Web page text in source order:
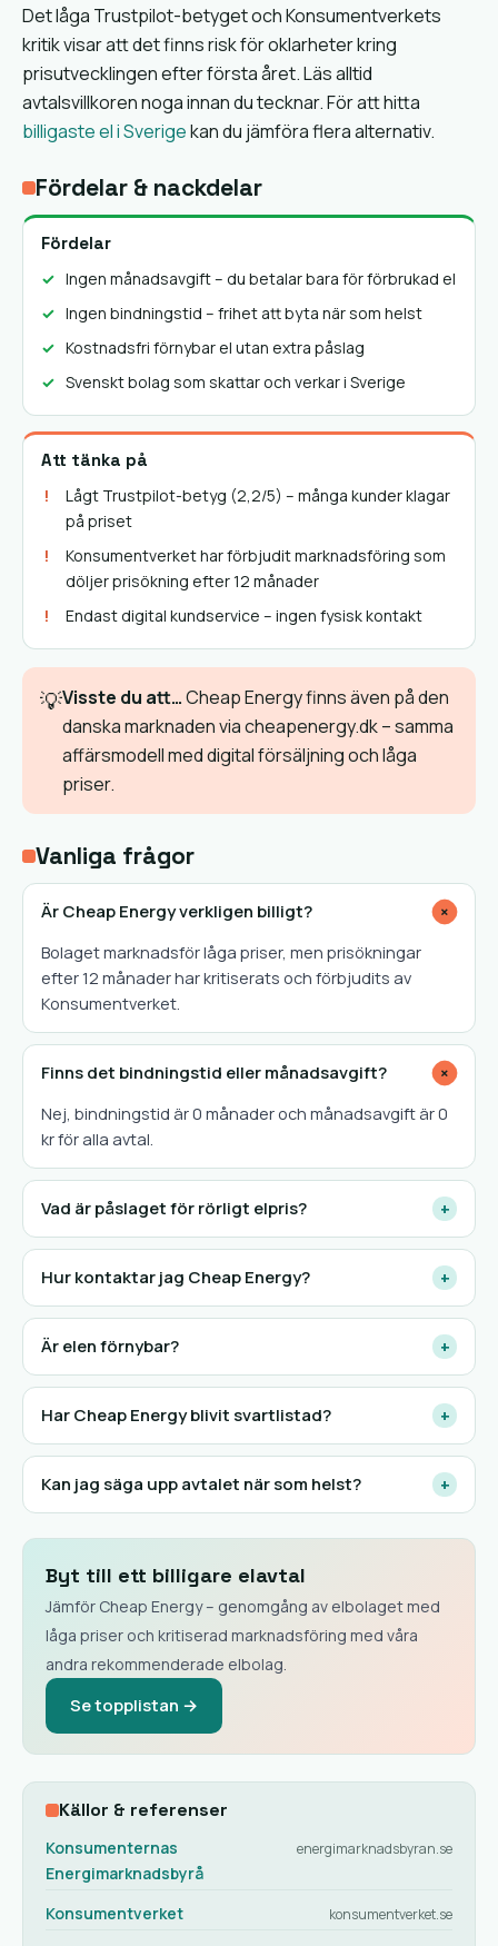
Det låga Trustpilot-betyget och Konsumentverkets
kritik visar att det finns risk för oklarheter kring
prisutvecklingen efter första året. Läs alltid
avtalsvillkoren noga innan du tecknar. För att hitta
billigaste el i Sverigekan du jämföra flera alternativ.
Fördelar & nackdelar
Fördelar
Ingen månadsavgift – du betalar bara för förbrukad el
Ingen bindningstid – frihet att byta när som helst
Kostnadsfri förnybar el utan extra påslag
Svenskt bolag som skattar och verkar i Sverige
Att tänka på
Lågt Trustpilot-betyg (2,2/5) – många kunder klagar
på priset
Konsumentverket har förbjudit marknadsföring som
döljer prisökning efter 12 månader
Endast digital kundservice – ingen fysisk kontakt
💡Visste du att…Cheap Energy finns även på den
danska marknaden via cheapenergy.dk – samma
affärsmodell med digital försäljning och låga
priser.
Vanliga frågor
Är Cheap Energy verkligen billigt? +
Bolaget marknadsför låga priser, men prisökningar
efter 12 månader har kritiserats och förbjudits av
Konsumentverket.
Finns det bindningstid eller månadsavgift? +
Nej, bindningstid är 0 månader och månadsavgift är 0
kr för alla avtal.
Vad är påslaget för rörligt elpris? +
Hur kontaktar jag Cheap Energy? +
Är elen förnybar? +
Har Cheap Energy blivit svartlistad? +
Kan jag säga upp avtalet när som helst? +
Byt till ett billigare elavtal
Jämför Cheap Energy – genomgång av elbolaget med
låga priser och kritiserad marknadsföring med våra
andra rekommenderade elbolag.
Se topplistan →
Källor & referenser
Konsumenternas
Energimarknadsbyrå
energimarknadsbyran.se
Konsumentverket konsumentverket.se